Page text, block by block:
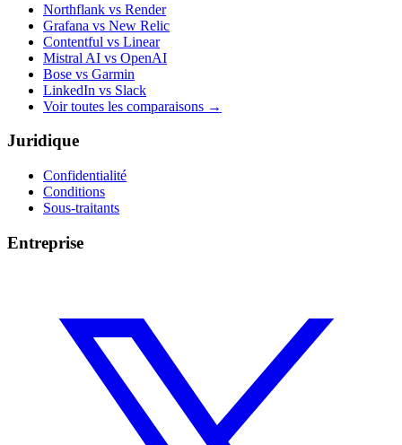
Northflank vs Render
Grafana vs New Relic
Contentful vs Linear
Mistral AI vs OpenAI
Bose vs Garmin
LinkedIn vs Slack
Voir toutes les comparaisons →
Juridique
Confidentialité
Conditions
Sous-traitants
Entreprise